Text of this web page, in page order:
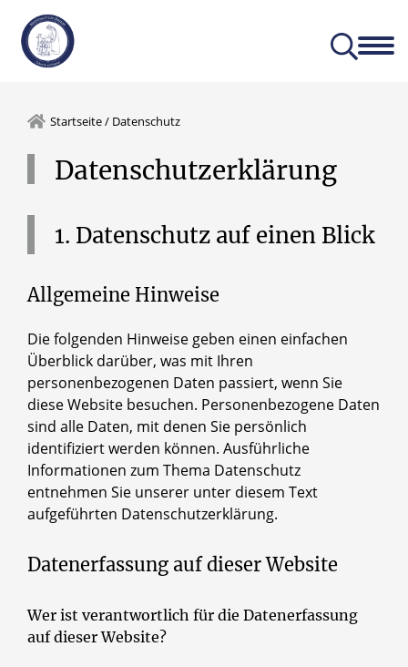
Startseite/ Datenschutz
Datenschutzerklärung
1. Datenschutz auf einen Blick
Allgemeine Hinweise
Die folgenden Hinweise geben einen einfachen
Überblick darüber, was mit Ihren
personenbezogenen Daten passiert, wenn Sie
diese Website besuchen. Personenbezogene Daten
sind alle Daten, mit denen Sie persönlich
identifiziert werden können. Ausführliche
Informationen zum Thema Datenschutz
entnehmen Sie unserer unter diesem Text
aufgeführten Datenschutzerklärung.
Datenerfassung auf dieser Website
Wer ist verantwortlich für die Datenerfassung
auf dieser Website?